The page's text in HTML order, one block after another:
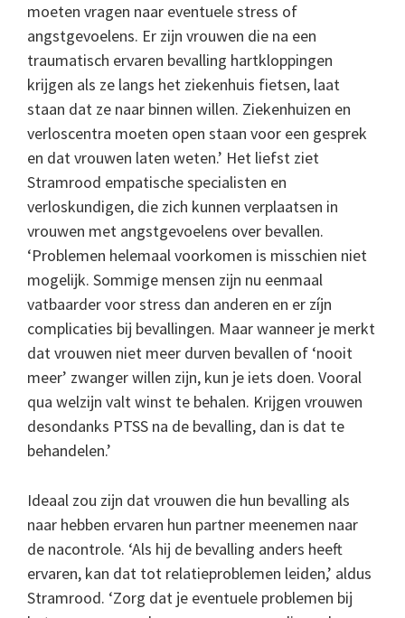
moeten vragen naar eventuele stress of
angstgevoelens. Er zijn vrouwen die na een
traumatisch ervaren bevalling hartkloppingen
krijgen als ze langs het ziekenhuis fietsen, laat
staan dat ze naar binnen willen. Ziekenhuizen en
verloscentra moeten open staan voor een gesprek
en dat vrouwen laten weten.’ Het liefst ziet
Stramrood empatische specialisten en
verloskundigen, die zich kunnen verplaatsen in
vrouwen met angstgevoelens over bevallen.
‘Problemen helemaal voorkomen is misschien niet
mogelijk. Sommige mensen zijn nu eenmaal
vatbaarder voor stress dan anderen en er zíjn
complicaties bij bevallingen. Maar wanneer je merkt
dat vrouwen niet meer durven bevallen of ‘nooit
meer’ zwanger willen zijn, kun je iets doen. Vooral
qua welzijn valt winst te behalen. Krijgen vrouwen
desondanks PTSS na de bevalling, dan is dat te
behandelen.’
Ideaal zou zijn dat vrouwen die hun bevalling als
naar hebben ervaren hun partner meenemen naar
de nacontrole. ‘Als hij de bevalling anders heeft
ervaren, kan dat tot relatieproblemen leiden,’ aldus
Stramrood. ‘Zorg dat je eventuele problemen bij